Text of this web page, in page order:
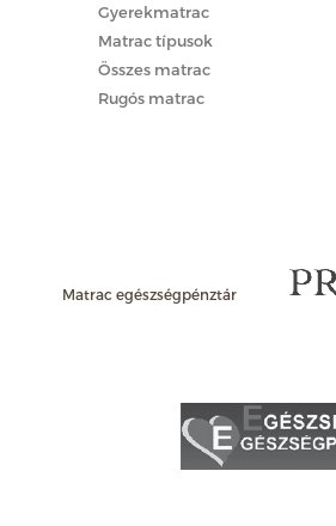
Gyerekmatrac
Matrac típusok
Összes matrac
Rugós matrac
Matrac egészségpénztár